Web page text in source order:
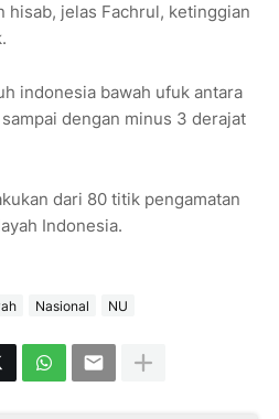
hisab, jelas Fachrul, ketinggian
indonesia bawah ufuk antara
dengan minus 3 derajat
dari 80 titik pengamatan
Indonesia.
Nasional NU